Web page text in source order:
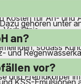
von einer
Kosten für An-
Verhältnis.
gehören unter
Gleißenberg,
sodass
an?
und
Nach
und Fremdkörper
vor?